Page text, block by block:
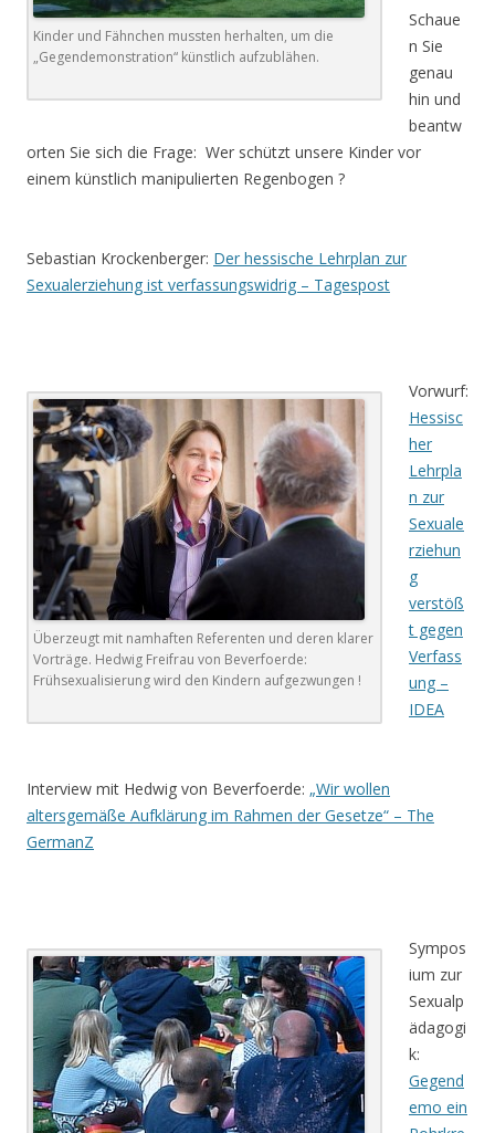
Kinder und Fähnchen mussten herhalten, um die
„Gegendemonstration“ künstlich aufzublähen.
Schaue
n Sie
genau
hin und
beantw
orten Sie sich die Frage: Wer schützt unsere Kinder vor
einem künstlich manipulierten Regenbogen ?
Sebastian Krockenberger: Der hessische Lehrplan zur
Sexualerziehung ist verfassungswidrig – Tagespost
Überzeugt mit namhaften Referenten und deren klarer
Vorträge. Hedwig Freifrau von Beverfoerde:
Frühsexualisierung wird den Kindern aufgezwungen !
Vorwurf:
Hessisc
her
Lehrpla
n zur
Sexuale
rziehun
g
verstöß
t gegen
Verfass
ung –
IDEA
Interview mit Hedwig von Beverfoerde: „Wir wollen
altersgemäße Aufklärung im Rahmen der Gesetze“ – The
GermanZ
Sympos
ium zur
Sexualp
ädagogi
k:
Gegend
emo ein